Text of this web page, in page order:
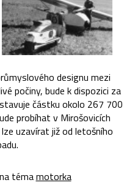
designu mezi
počiny, bude k dispozici za
částku okolo 267 700
probíhat v Mirošovicích
uzavírat již od letošního
témamotorka